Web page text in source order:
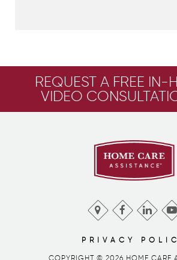
REQUEST A FREE IN-
VIDEO
PRIVACY
COPYRIGHT © 2026 HOME CARE